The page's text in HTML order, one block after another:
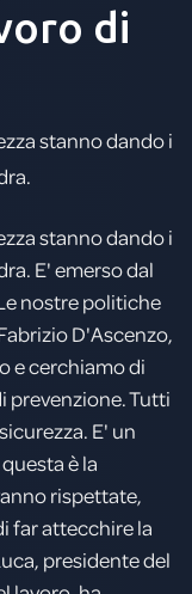
di
stanno dando i
stanno dando i
E' emerso dal
nostre politiche
D'Ascenzo,
e cerchiamo di
prevenzione. Tutti
E' un
è la
rispettate,
far attecchire la
presidente del